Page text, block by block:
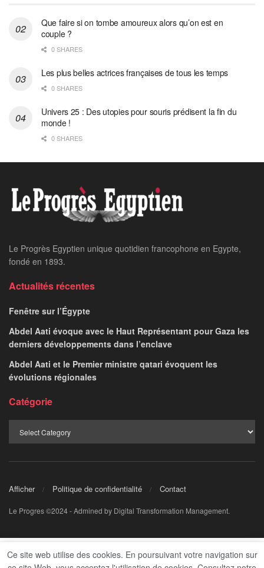
Que faire si on tombe amoureux alors qu’on est en
couple ?
0 SHARES
Les plus belles actrices françaises de tous les temps
0 SHARES
Univers 25 : Des utopies pour souris prédisent la fin du
monde !
0 SHARES
Le Progrès Egyptien unique quotidien francophone en Egypte,
fondé en 1893.
Actualités récentes
Fenêtre sur l’Égypte
Abdel Aati évoque avec le Haut Représentant pour Gaza les
derniers développements dans l’enclave
Abdel Aati et le Premier ministre qatari évoquent les
évolutions régionales
Catégorie
Afficher Politique de confidentialité Contact
Le Progres ©2024 - Admined by Digital Transformation Management.
Ce site web utilise des cookies. En poursuivant votre navigation sur